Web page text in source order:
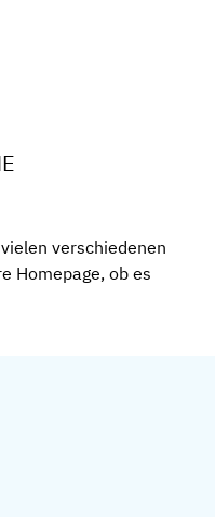
verschiedenen
Homepage, ob es